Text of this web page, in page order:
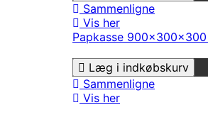
Sammenligne
Vis her
Papkasse
Læg i indkøbskurv
Sammenligne
Vis her